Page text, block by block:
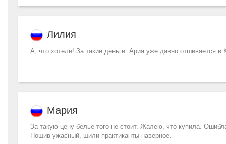
Лилия
А, что хотели! За такие деньги. Ария уже давно отшивается
Мария
За такую цену белье того не стоит. Жалею, что купила.
Пошив ужасный, шили практиканты наверное.